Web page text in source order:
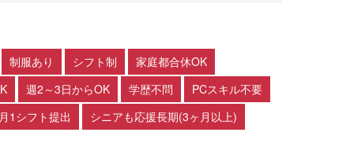
制服あり シフト制
家庭都合休OK
週2～3日からOK 学歴不問
PCスキル不要
1シフト提出
シニアも応援長期(3ヶ月以上)